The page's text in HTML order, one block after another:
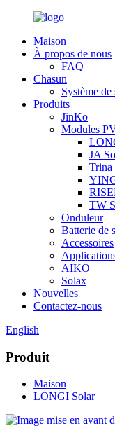
Maison
À propos de nous
FAQ
Chasun
Système
Produits
JinKo
Modules
JA
Trina
TW
Onduleur
Batterie de
Accessoires
AIKO
Solax
Nouvelles
Contactez-nous
English
Produit
Maison
LONGI Solar